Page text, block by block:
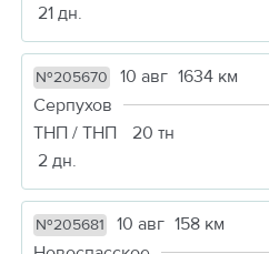
21 дн.
№205670 10 авг 1634 км
Серпухов
ТНП / ТНП
20 тн
2 дн.
№205681 10 авг 158 км